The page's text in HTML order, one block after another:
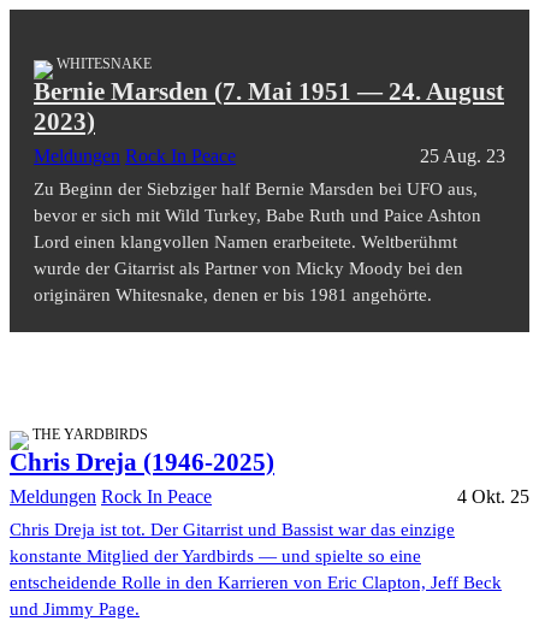
WHITESNAKE
Bernie Marsden (7. Mai 1951 — 24. August
2023)
Meldungen Rock In Peace 25 Aug. 23
Zu Beginn der Siebziger half Bernie Marsden bei UFO aus,
bevor er sich mit Wild Turkey, Babe Ruth und Paice Ashton
Lord einen klangvollen Namen erarbeitete. Weltberühmt
wurde der Gitarrist als Partner von Micky Moody bei den
originären Whitesnake, denen er bis 1981 angehörte.
THE YARDBIRDS
Chris Dreja (1946-2025)
Meldungen Rock In Peace 4 Okt. 25
Chris Dreja ist tot. Der Gitarrist und Bassist war das einzige
konstante Mitglied der Yardbirds — und spielte so eine
entscheidende Rolle in den Karrieren von Eric Clapton, Jeff Beck
und Jimmy Page.